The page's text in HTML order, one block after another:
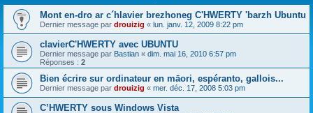
Mont en-dro ar c´hlavier brezhoneg C'HWERTY 'barzh Ubuntu
Dernier message par drouizig « lun. janv. 12, 2009 8:22 pm
clavierC'HWERTY avec UBUNTU
Dernier message par Bastian « dim. mai 16, 2010 6:57 pm
Réponses : 2
Bien écrire sur ordinateur en māori, espéranto, gallois...
Dernier message par drouizig « mer. déc. 17, 2008 5:03 pm
C’HWERTY sous Windows Vista